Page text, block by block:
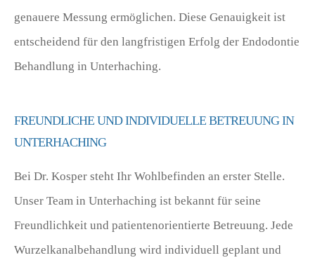
genauere Messung ermöglichen. Diese Genauigkeit ist
entscheidend für den langfristigen Erfolg der Endodontie
Behandlung in Unterhaching.
FREUNDLICHE UND INDIVIDUELLE BETREUUNG IN
UNTERHACHING
Bei Dr. Kosper steht Ihr Wohlbefinden an erster Stelle.
Unser Team in Unterhaching ist bekannt für seine
Freundlichkeit und patientenorientierte Betreuung. Jede
Wurzelkanalbehandlung wird individuell geplant und